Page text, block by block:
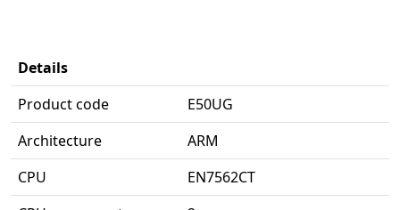
Details
Product code
E50UG
Architecture
ARM
CPU
EN7562CT